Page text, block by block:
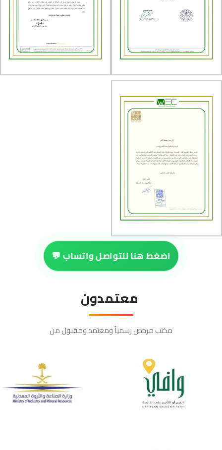
اضغط هنا للتواصل واتساب 💬
معتمدون
مكتب مرخص رسمياً ومعتمد ومقبول من